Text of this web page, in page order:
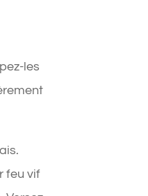
les
feu vif